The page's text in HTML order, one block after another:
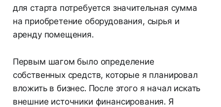
для старта потребуется значительная сумма
на приобретение оборудования, сырья и
аренду помещения.
Первым шагом было определение
собственных средств, которые я планировал
вложить в бизнес. После этого я начал искать
внешние источники финансирования. Я